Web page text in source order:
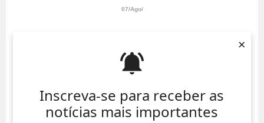
Inscreva-se para receber as
notícias mais importantes
×
07/Ago/